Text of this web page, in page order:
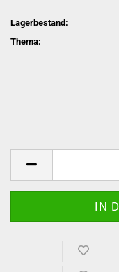
Lagerbestand:
Thema: